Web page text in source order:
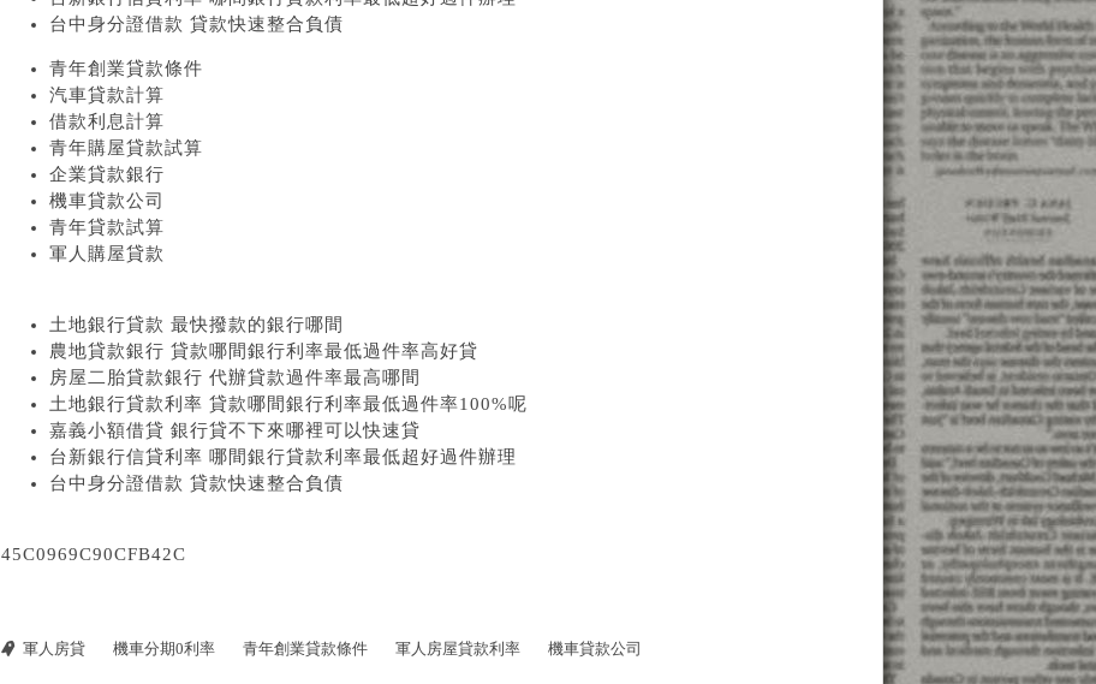
台中身分證借款 貸款快速整合負債
青年創業貸款條件
汽車貸款計算
借款利息計算
青年購屋貸款試算
企業貸款銀行
機車貸款公司
青年貸款試算
軍人購屋貸款
土地銀行貸款 最快撥款的銀行哪間
農地貸款銀行 貸款哪間銀行利率最低過件率高好貸
房屋二胎貸款銀行 代辦貸款過件率最高哪間
土地銀行貸款利率 貸款哪間銀行利率最低過件率100%呢
嘉義小額借貸 銀行貸不下來哪裡可以快速貸
台新銀行信貸利率 哪間銀行貸款利率最低超好過件辦理
台中身分證借款 貸款快速整合負債
45C0969C90CFB42C
軍人房貸 機車分期0利率 青年創業貸款條件 軍人房屋貸款利率 機車貸款公司